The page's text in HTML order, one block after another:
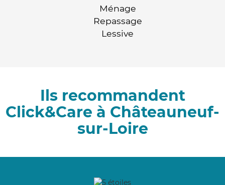
Ménage
Repassage
Lessive
Ils recommandent
Click&Care à Châteauneuf-
sur-Loire